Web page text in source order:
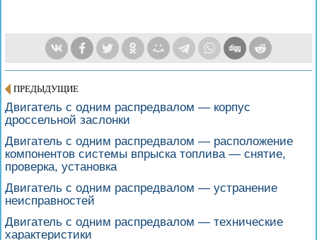
ПРЕДЫДУЩИЕ
Двигатель с одним распредвалом — корпус
дроссельной заслонки
Двигатель с одним распредвалом — расположение
компонентов системы впрыска топлива — снятие,
проверка, установка
Двигатель с одним распредвалом — устранение
неисправностей
Двигатель с одним распредвалом — технические
характеристики